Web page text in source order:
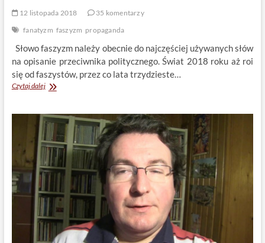
12 listopada 2018
35 komentarzy
fanatyzm faszyzm propaganda
Słowo faszyzm należy obecnie do najczęściej używanych słów
na opisanie przeciwnika politycznego. Świat 2018 roku aż roi
się od faszystów, przez co lata trzydzieste…
Czytaj dalejCzy
nas
faszyści?
Jacek
Tabisz